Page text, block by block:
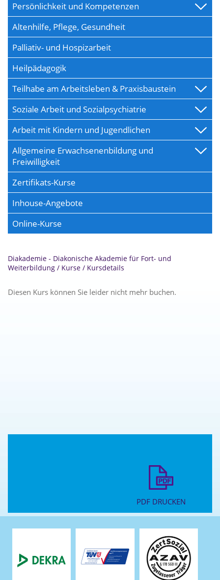
Persönlichkeit und Kompetenzen
Altenhilfe, Pflege, Gesundheit
Palliativ- und Hospizarbeit
Heilpädagogik
Teilhabe am Arbeitsleben & Praxisbaustein
Soziale Arbeit und Sozialpsychiatrie
Arbeit mit Kindern und Jugendlichen
Allgemeine Erwachsenenbildung und
Freiwilligkeit
Zertifikats-Kurse
Inhouse-Angebote
Online-Kurse
Diakademie - Diakonische Akademie für Fort- und
Weiterbildung / Kurse / Kursdetails
Diesen Kurs können Sie leider nicht mehr buchen.
PDF DRUCKEN